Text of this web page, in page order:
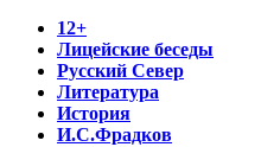
12+
Лицейские беседы
Русский Север
Литература
История
И.С.Фрадков